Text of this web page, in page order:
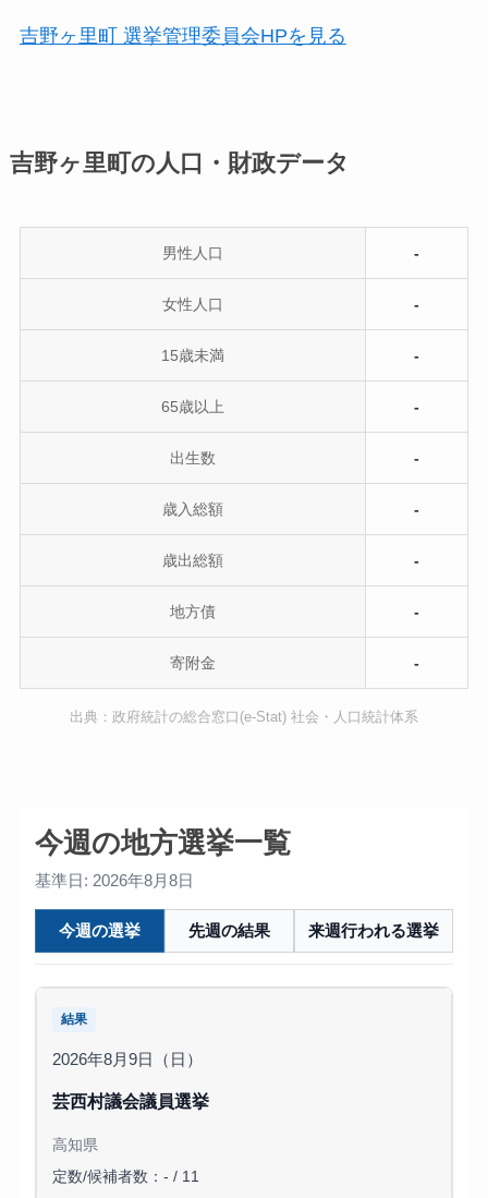
吉野ヶ里町 選挙管理委員会HPを見る
吉野ヶ里町の人口・財政データ
男性人口 -
女性人口 -
15歳未満 -
65歳以上 -
出生数 -
歳入総額 -
歳出総額 -
地方債 -
寄附金 -
出典：政府統計の総合窓口(e-Stat) 社会・人口統計体系
今週の地方選挙一覧
基準日: 2026年8月8日
今週の選挙 先週の結果 来週行われる選挙
結果
2026年8月9日（日）
芸西村議会議員選挙
高知県
定数/候補者数：- / 11